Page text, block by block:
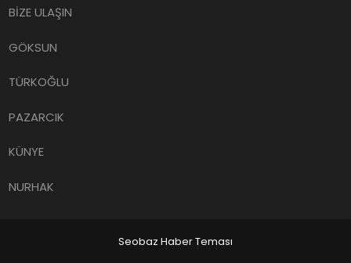
BİZE ULAŞIN
GÖKSUN
TÜRKOĞLU
PAZARCIK
KÜNYE
NURHAK
Seobaz Haber Teması